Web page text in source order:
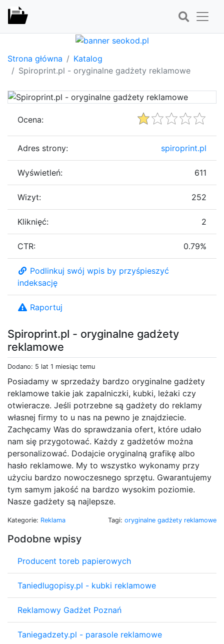
Strona główna
Katalog
Spiroprint.pl - oryginalne gadżety reklamowe
Spiroprint.pl - oryginalne gadżety
reklamowe
Dodano: 5 lat 1 miesiąc temu
Posiadamy w sprzedaży bardzo oryginalne gadżety
reklamowe takie jak zapalniczki, kubki, leżaki czy
otwieracze. Jeśli potrzebne są gadżety do reklamy
własnej firmy to u nas na pewno je znajdziecie.
Zachęcamy Was do sprawdzania ofert, które udało
nam się przygotować. Każdy z gadżetów można
personalizować. Dodajcie oryginalną grafikę albo
hasło reklamowe. My to wszystko wykonamy przy
użyciu bardzo nowoczesnego sprzętu. Gwarantujemy
tym samym jakość na bardzo wysokim poziomie.
Nasze gadżety są najlepsze.
Kategorie: Reklama Tagi: oryginalne gadżety reklamowe
Podobne wpisy
Producent toreb papierowych
Taniedlugopisy.pl - kubki reklamowe
Reklamowy Gadżet Poznań
Taniegadzety.pl - parasole reklamowe
Ocena:
Adres strony: spiroprint.pl
Wyświetleń: 611
Wizyt: 252
Kliknięć: 2
CTR: 0.79%
Podlinkuj swój wpis by przyśpieszyć
indeksację
Raportuj